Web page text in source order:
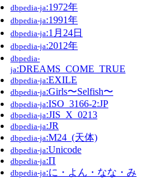
dbpedia-ja:1972年
dbpedia-ja:1991年
dbpedia-ja:1月24日
dbpedia-ja:2012年
dbpedia-
ja:DREAMS_COME_TRUE
dbpedia-ja:EXILE
dbpedia-ja:Girls〜Selfish〜
dbpedia-ja:ISO_3166-2:JP
dbpedia-ja:JIS_X_0213
dbpedia-ja:JR
dbpedia-ja:M24_(天体)
dbpedia-ja:Unicode
dbpedia-ja:Π
dbpedia-ja:に・よん・なな・み